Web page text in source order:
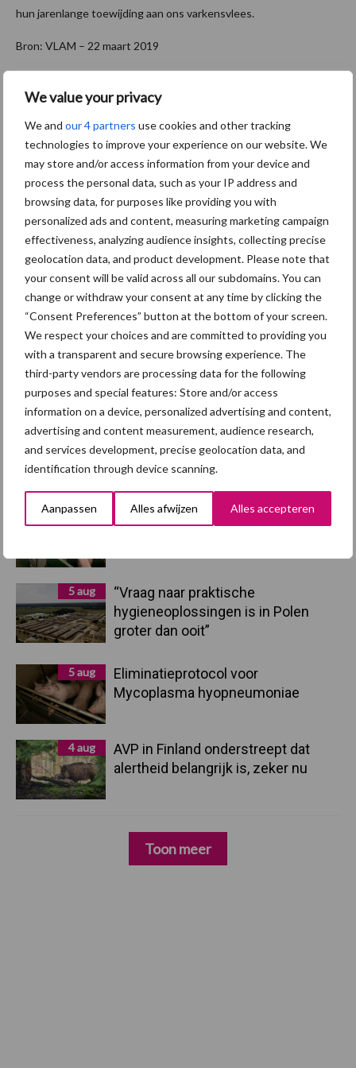
We value your privacy
We and our 4 partners use cookies and other tracking
technologies to improve your experience on our website. We
may store and/or access information from your device and
process the personal data, such as your IP address and
browsing data, for purposes like providing you with
personalized ads and content, measuring marketing campaign
effectiveness, analyzing audience insights, collecting precise
geolocation data, and product development. Please note that
your consent will be valid across all our subdomains. You can
change or withdraw your consent at any time by clicking the
“Consent Preferences” button at the bottom of your screen.
We respect your choices and are committed to providing you
with a transparent and secure browsing experience. The
third-party vendors are processing data for the following
purposes and special features: Store and/or access
information on a device, personalized advertising and content,
advertising and content measurement, audience research,
and services development, precise geolocation data, and
identification through device scanning.
Aanpassen Alles afwijzen Alles accepteren
hun jarenlange toewijding aan ons varkensvlees.
Bron: VLAM – 22 maart 2019
Primaire
Sidebar
Recent nieuws Partner nieuws
7 aug
Britse varkenssector vreest
afzetcrisis in het najaar
7 aug
Hittestress: wat gebeurt er en hoe
5 aug
“Vraag naar praktische
hygieneoplossingen is in Polen
groter dan ooit”
5 aug
Eliminatieprotocol voor
Mycoplasma hyopneumoniae
4 aug
AVP in Finland onderstreept dat
alertheid belangrijk is, zeker nu
Toon meer
Maak uw keuze:
DierengezondheidHuisvesting
Toon meer